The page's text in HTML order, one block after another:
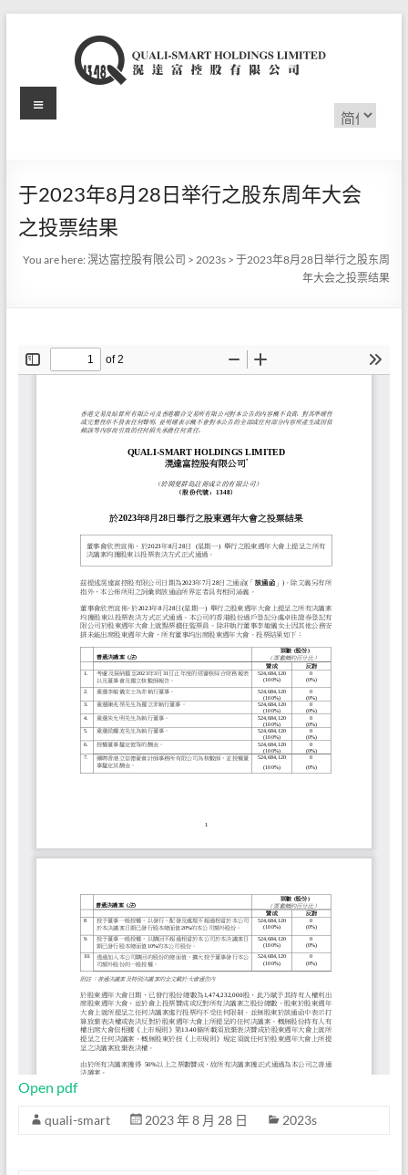
滉
富
控
股
公
选
择
Menu
于2023年8月28日举行之股东周年大会
之投票结果
You are here:滉达富控股有限公司 >2023s >于2023年8月28日举行之股东周
年大会之投票结果
Open pdf
quali-smart 2023 年 8 月 28 日 2023s